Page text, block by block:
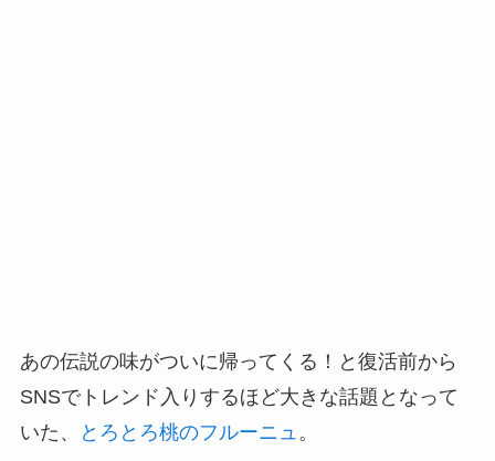
あの伝説の味がついに帰ってくる！と復活前から
SNSでトレンド入りするほど大きな話題となって
いた、
とろとろ桃のフルーニュ 。